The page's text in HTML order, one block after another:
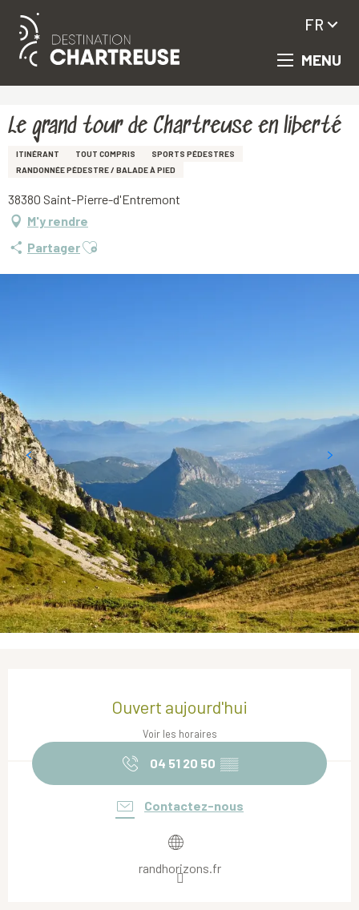
Aller
principal
MENU
FR
Le grand tour de Chartreuse en liberté
ITINÉRANT TOUT COMPRIS
SPORTS PÉDESTRES
RANDONNÉE PÉDESTRE / BALADE À PIED
38380 Saint-Pierre-d'Entremont
M'y rendre
PartagerAjouter aux favoris
Ouvert aujourd'hui
Voir les horaires
04 51 20 50 ▒▒
Contactez-nous
randhorizons.fr